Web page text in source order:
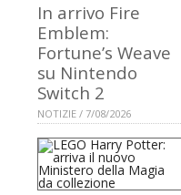
In arrivo Fire
Emblem:
Fortune’s Weave
su Nintendo
Switch 2
NOTIZIE / 7/08/2026